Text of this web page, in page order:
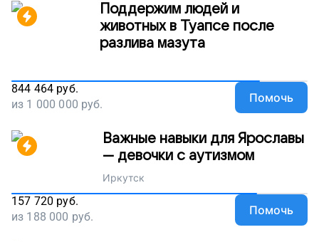
Поддержим людей и
животных в Туапсе после
разлива мазута
844 464 руб.
из 1 000 000 руб. Помочь
Важные навыки для Ярославы
— девочки с аутизмом
Иркутск
157 720 руб.
из 188 000 руб. Помочь